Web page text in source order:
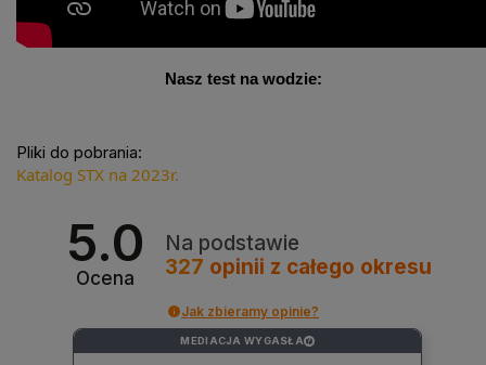
Nasz test na wodzie:
Pliki do pobrania:
Katalog STX na 2023r.
5.0
Ocena
Na podstawie
327 opinii z całego okresu
Jak zbieramy opinie?
MEDIACJA WYGASŁA ?